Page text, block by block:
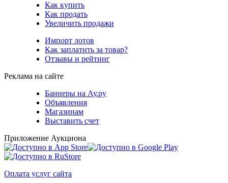
Как купить
Как продать
Увеличить продажи
Импорт лотов
Как заплатить за товар?
Отзывы и рейтинг
Реклама на сайте
Баннеры на Ау.ру
Объявления
Магазинам
Выставить счет
Приложение Аукциона
Оплата услуг сайта